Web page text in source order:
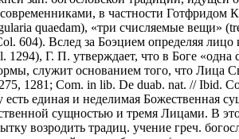
в частности Готфридом
quaedam), «три счисляемые вещи»
604). Вслед за Боэцием определяя
Г. П. утверждает, что в Боге «одна
служит основанием того, что Лица
1281; Com. in lib. De duab. nat. // Ibid.
единая и неделимая Божественная
сущностью и тремя Лицами. В
возродить традиц. учение греч.